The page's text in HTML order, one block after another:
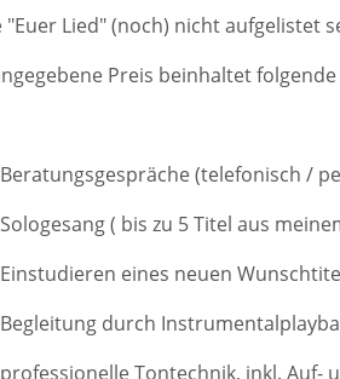
"Euer Lied" (noch) nicht aufgelistet
Preis beinhaltet
Beratungsgespräche (telefonisch /
Sologesang ( bis zu 5 Titel aus
Einstudieren eines neuen
Begleitung durch
professionelle Tontechnik, inkl. Auf-